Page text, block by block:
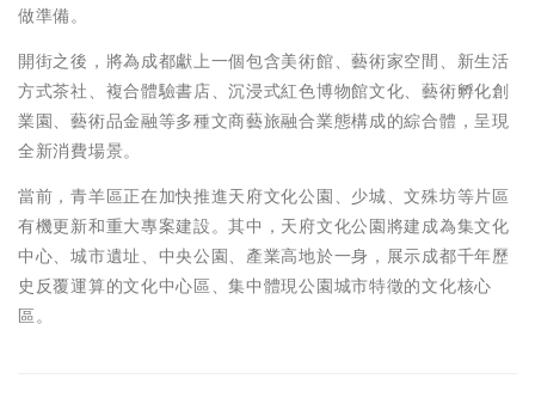
做準備。
開街之後，將為成都獻上一個包含美術館、藝術家空間、新生活
方式茶社、複合體驗書店、沉浸式紅色博物館文化、藝術孵化創
業園、藝術品金融等多種文商藝旅融合業態構成的綜合體，呈現
全新消費場景。
當前，青羊區正在加快推進天府文化公園、少城、文殊坊等片區
有機更新和重大專案建設。其中，天府文化公園將建成為集文化
中心、城市遺址、中央公園、產業高地於一身，展示成都千年歷
史反覆運算的文化中心區、集中體現公園城市特徵的文化核心
區。